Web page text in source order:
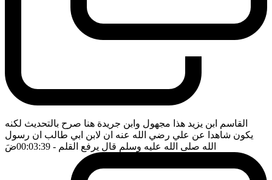
القاسم ابن يزيد هذا مجهول وابن جريدة هنا صرح بالتحديث لكنه
يكون شاهدا عن علي رضي الله عنه ان لابن ابي طالب ان رسول
الله صلى الله عليه وسلم قال يرفع القلم - 00:03:39 ضَ